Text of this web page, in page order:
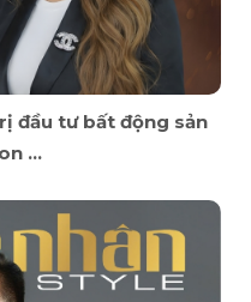
đầu tư bất động sản
...